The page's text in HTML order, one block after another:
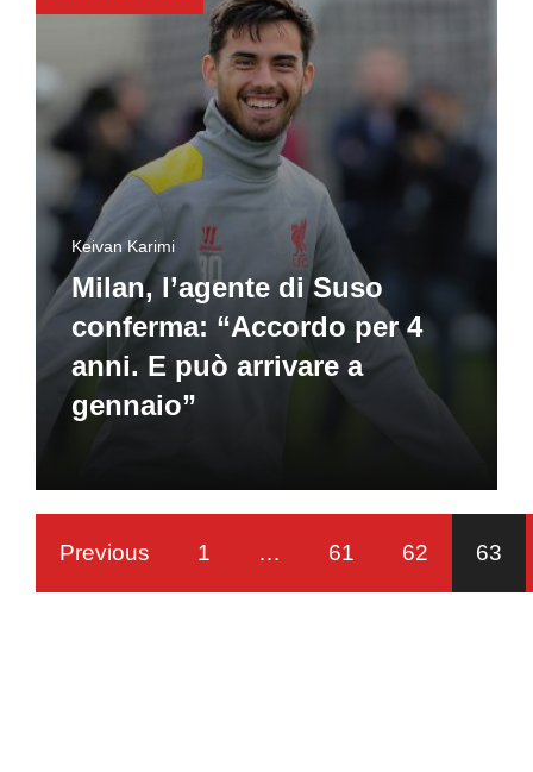
Keivan Karimi
Milan, l’agente di Suso
conferma: “Accordo per 4
anni. E può arrivare a
gennaio”
Previous 1 … 61 62 63